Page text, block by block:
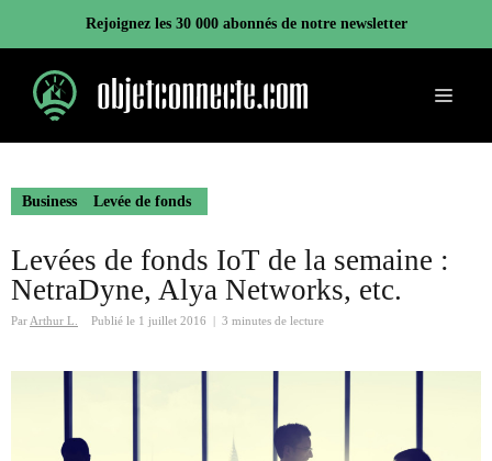
contenu
Rejoignez les 30 000 abonnés de notre newsletter
Menu
Business Levée de fonds
Levées de fonds IoT de la semaine :
NetraDyne, Alya Networks, etc.
Par Arthur L. Publié le 1 juillet 2016 3 minutes de lecture